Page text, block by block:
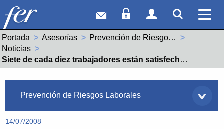
Correo webAcceso Socios
Acceso
Portada Asesorías
Prevención de Riesgos Laborales
Noticias
Actual:
Siete de cada diez trabajadores están satisfechos o muy satisfechos con su trabajo
Prevención de Riesgos Laborales
14/07/2008